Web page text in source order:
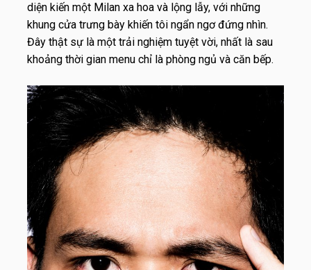
diện kiến một Milan xa hoa và lộng lẫy, với những
khung cửa trưng bày khiến tôi ngẩn ngơ đứng nhìn.
Đây thật sự là một trải nghiệm tuyệt vời, nhất là sau
khoảng thời gian menu chỉ là phòng ngủ và căn bếp.